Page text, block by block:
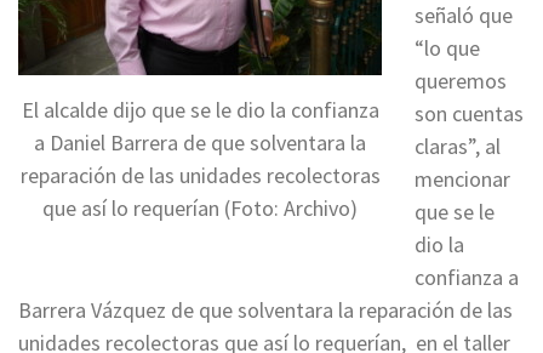
El alcalde dijo que se le dio la confianza
a Daniel Barrera de que solventara la
reparación de las unidades recolectoras
que así lo requerían (Foto: Archivo)
señaló que
“lo que
queremos
son cuentas
claras”, al
mencionar
que se le
dio la
confianza a
Barrera Vázquez de que solventara la reparación de las
unidades recolectoras que así lo requerían, en el taller